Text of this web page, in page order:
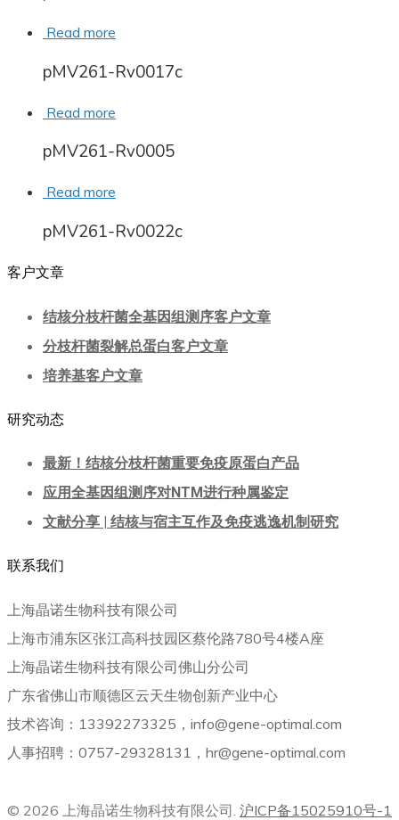
Read more
pMV261-Rv0017c
Read more
pMV261-Rv0005
Read more
pMV261-Rv0022c
客户文章
结核分枝杆菌全基因组测序客户文章
分枝杆菌裂解总蛋白客户文章
培养基客户文章
研究动态
最新！结核分枝杆菌重要免疫原蛋白产品
应用全基因组测序对NTM进行种属鉴定
文献分享 | 结核与宿主互作及免疫逃逸机制研究
联系我们
上海晶诺生物科技有限公司
上海市浦东区张江高科技园区蔡伦路780号4楼A座
上海晶诺生物科技有限公司佛山分公司
广东省佛山市顺德区云天生物创新产业中心
技术咨询：13392273325，info@gene-optimal.com
人事招聘：0757-29328131，hr@gene-optimal.com
© 2026 上海晶诺生物科技有限公司. 沪ICP备15025910号-1